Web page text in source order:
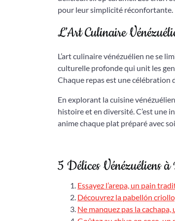
pour leur simplicité réconfortante.
L’Art Culinaire
L’art culinaire vénézuélien ne se
culturelle profonde qui unit les
Chaque repas est une célébration
En explorant la cuisine
histoire et en diversité. C’est une
anime chaque plat préparé avec
5 Délices Vénézuéliens
Essayez l’arepa, un pain
Découvrez la pabellón
Ne manquez pas la